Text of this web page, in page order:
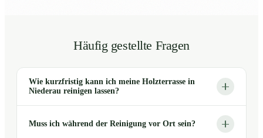
Häufig gestellte Fragen
Wie kurzfristig kann ich meine Holzterrasse in
Niederau reinigen lassen?
Muss ich während der Reinigung vor Ort sein?